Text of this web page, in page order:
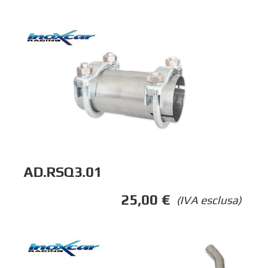
AD.RSQ3.01
(IVA esclusa)
25,00 €